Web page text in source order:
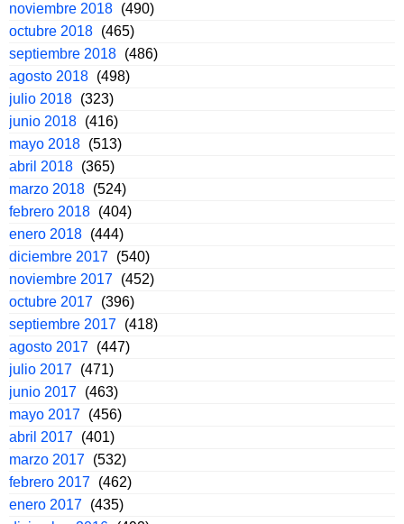
noviembre 2018 (490)
octubre 2018 (465)
septiembre 2018 (486)
agosto 2018 (498)
julio 2018 (323)
junio 2018 (416)
mayo 2018 (513)
abril 2018 (365)
marzo 2018 (524)
febrero 2018 (404)
enero 2018 (444)
diciembre 2017 (540)
noviembre 2017 (452)
octubre 2017 (396)
septiembre 2017 (418)
agosto 2017 (447)
julio 2017 (471)
junio 2017 (463)
mayo 2017 (456)
abril 2017 (401)
marzo 2017 (532)
febrero 2017 (462)
enero 2017 (435)